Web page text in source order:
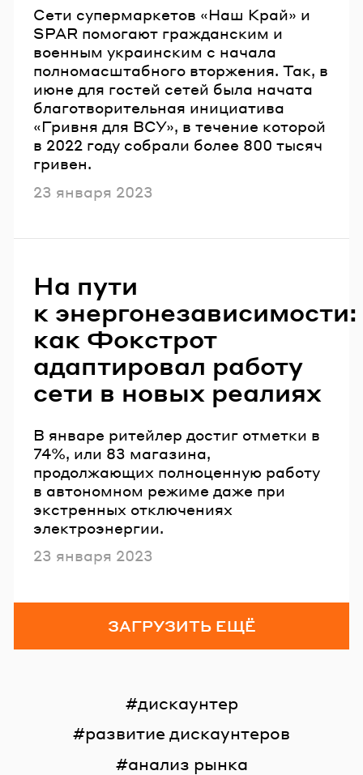
Сети супермаркетов «Наш Край» и
SPAR помогают гражданским и
военным украинским с начала
полномасштабного вторжения. Так, в
июне для гостей сетей была начата
благотворительная инициатива
«Гривня для ВСУ», в течение которой
в 2022 году собрали более 800 тысяч
гривен.
Опубликовано
23 января 2023
На пути
к энергонезависимости:
как Фокстрот
адаптировал работу
сети в новых реалиях
В январе ритейлер достиг отметки в
74%, или 83 магазина,
продолжающих полноценную работу
в автономном режиме даже при
экстренных отключениях
электроэнергии.
Опубликовано
23 января 2023
ЗАГРУЗИТЬ ЕЩЁ
дискаунтер
развитие дискаунтеров
анализ рынка